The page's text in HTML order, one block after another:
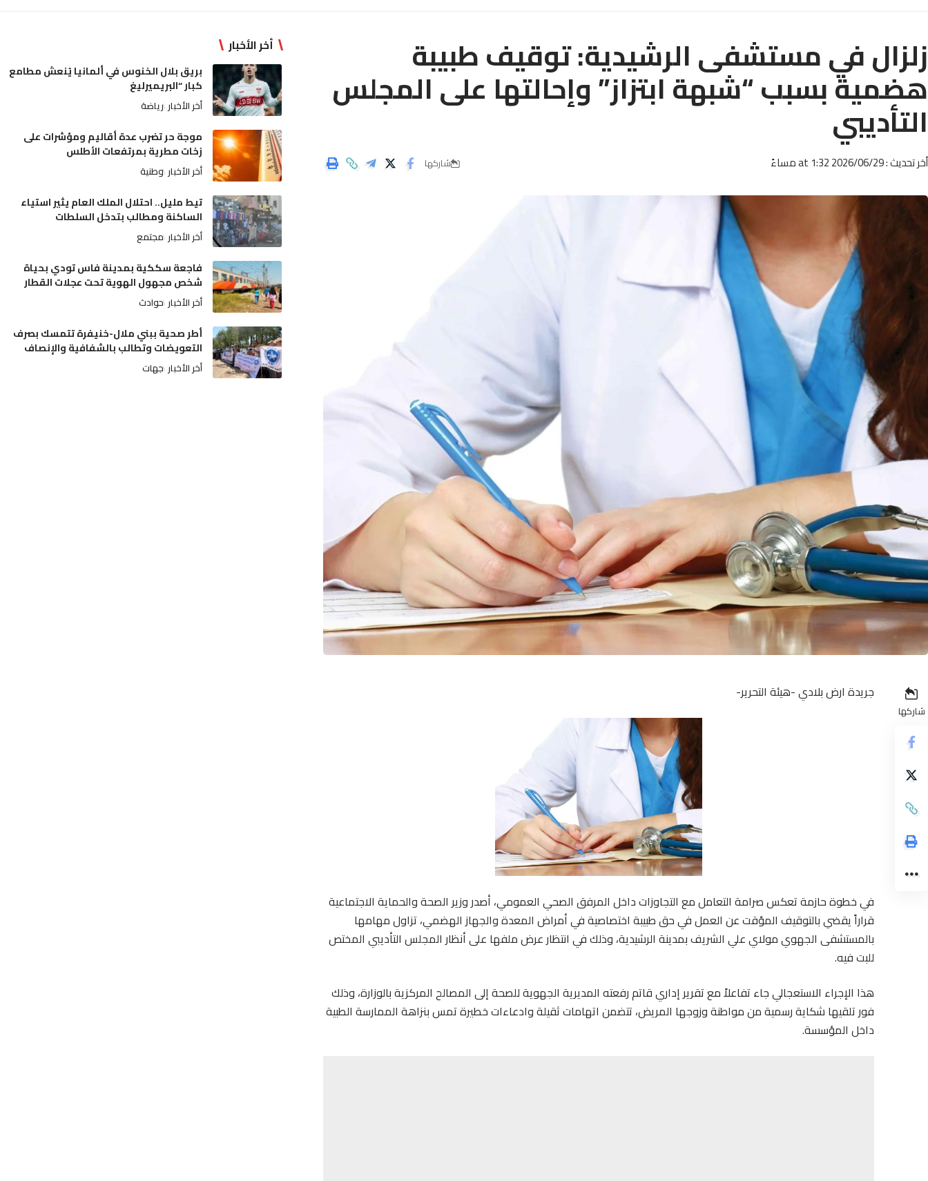
زلزال في مستشفى الرشيدية: توقيف طبيبة
هضمية بسبب “شبهة ابتزاز” وإحالتها على المجلس
التأديبي
أخر تحديث : 2026/06/29 at 1:32 مساءً شاركها
شاركها
جريدة ارض بلادي -هيئة التحرير-
في خطوة حازمة تعكس صرامة التعامل مع التجاوزات داخل المرفق الصحي العمومي، أصدر وزير الصحة والحماية الاجتماعية
قراراً يقضي بالتوقيف المؤقت عن العمل في حق طبيبة اختصاصية في أمراض المعدة والجهاز الهضمي، تزاول مهامها
بالمستشفى الجهوي مولاي علي الشريف بمدينة الرشيدية، وذلك في انتظار عرض ملفها على أنظار المجلس التأديبي المختص
للبت فيه.
هذا الإجراء الاستعجالي جاء تفاعلاً مع تقرير إداري قاتم رفعته المديرية الجهوية للصحة إلى المصالح المركزية بالوزارة، وذلك
فور تلقيها شكاية رسمية من مواطنة وزوجها المريض، تتضمن اتهامات ثقيلة وادعاءات خطيرة تمس بنزاهة الممارسة الطبية
داخل المؤسسة.
أخر الأخبار
بريق بلال الخنوس في ألمانيا يُنعش مطامع
كبار “البريميرليغ
أخر الأخبار رياضة
موجة حر تضرب عدة أقاليم ومؤشرات على
زخات مطرية بمرتفعات الأطلس
أخر الأخبار وطنية
تيط مليل.. احتلال الملك العام يثير استياء
الساكنة ومطالب بتدخل السلطات
أخر الأخبار مجتمع
فاجعة سككية بمدينة فاس تودي بحياة
شخص مجهول الهوية تحت عجلات القطار
أخر الأخبار حوادث
أطر صحية ببني ملال-خنيفرة تتمسك بصرف
التعويضات وتطالب بالشفافية والإنصاف
أخر الأخبار جهات